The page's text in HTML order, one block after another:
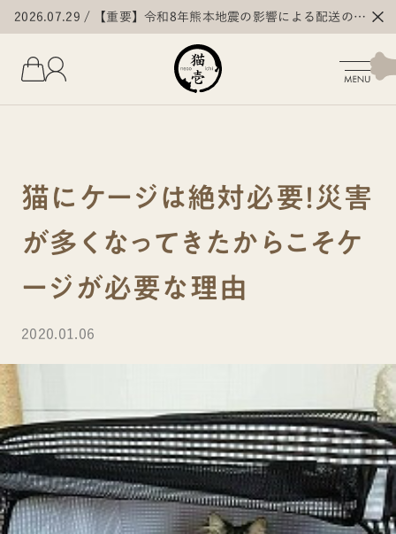
2026.07.29
【重要】令和8年熊本地震の影響による配送の遅
延・停止について
猫にケージは絶対必要！災害
が多くなってきたからこそケ
ージが必要な理由
2020.01.06